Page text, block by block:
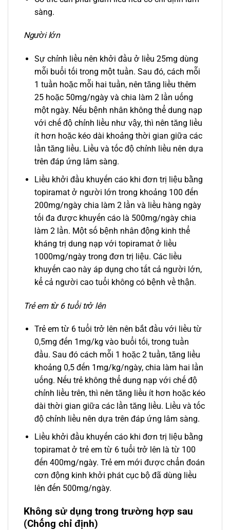
sàng.
Người lớn
Sự chỉnh liều nên khởi đầu ở liều 25mg dùng
mỗi buổi tối trong một tuần. Sau đó, cách mỗi
1 tuần hoặc mỗi hai tuần, nên tăng liều thêm
25 hoặc 50mg/ngày và chia làm 2 lần uống
một ngày. Nếu bệnh nhân không thể dung nạp
với chế độ chỉnh liều như vậy, thì nên tăng liều
ít hơn hoặc kéo dài khoảng thời gian giữa các
lần tăng liều. Liều và tốc độ chỉnh liều nên dựa
trên đáp ứng lâm sàng.
Liều khởi đầu khuyến cáo khi đơn trị liệu bằng
topiramat ở người lớn trong khoảng 100 đến
200mg/ngày chia làm 2 lần và liều hàng ngày
tối đa được khuyến cáo là 500mg/ngày chia
làm 2 lần. Một số bệnh nhân động kinh thể
kháng trị dung nạp với topiramat ở liều
1000mg/ngày trong đơn trị liệu. Các liều
khuyến cao này áp dụng cho tất cả người lớn,
kể cả người cao tuổi không có bệnh về thận.
Trẻ em từ 6 tuổi trở lên
Trẻ em từ 6 tuổi trở lên nên bắt đầu với liều từ
0,5mg đến 1mg/kg vào buổi tối, trong tuần
đầu. Sau đó cách mỗi 1 hoặc 2 tuần, tăng liều
khoảng 0,5 đến 1mg/kg/ngày, chia làm hai lần
uống. Nếu trẻ không thể dung nạp với chế độ
chỉnh liều trên, thì nên tăng liều ít hơn hoặc kéo
dài thời gian giữa các lần tăng liều. Liều và tốc
độ chỉnh liều nên dựa trên đáp ứng lâm sàng.
Liều khởi đầu khuyến cáo khi đơn trị liệu bằng
topiramat ở trẻ em từ 6 tuổi trở lên là từ 100
đến 400mg/ngày. Trẻ em mới được chẩn đoán
cơn động kinh khởi phát cục bộ đã dùng liều
lên đến 500mg/ngày.
Không sử dụng trong trường hợp sau
(Chống chỉ định)